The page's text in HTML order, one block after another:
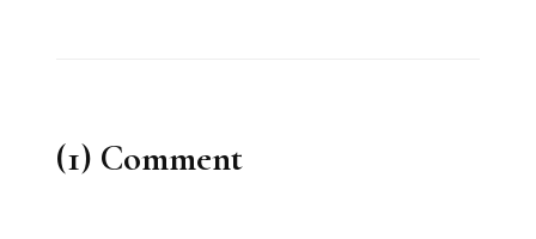
(1) Comment